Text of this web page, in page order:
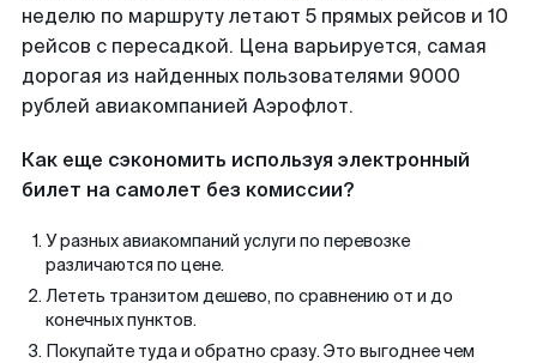
неделю по маршруту летают 5 прямых рейсов и 10
рейсов с пересадкой. Цена варьируется, самая
дорогая из найденных пользователями 9000
рублей авиакомпанией Аэрофлот.
Как еще сэкономить используя электронный
билет на самолет без комиссии?
У разных авиакомпаний услуги по перевозке
различаются по цене.
Лететь транзитом дешево, по сравнению от и до
конечных пунктов.
Покупайте туда и обратно сразу. Это выгоднее чем